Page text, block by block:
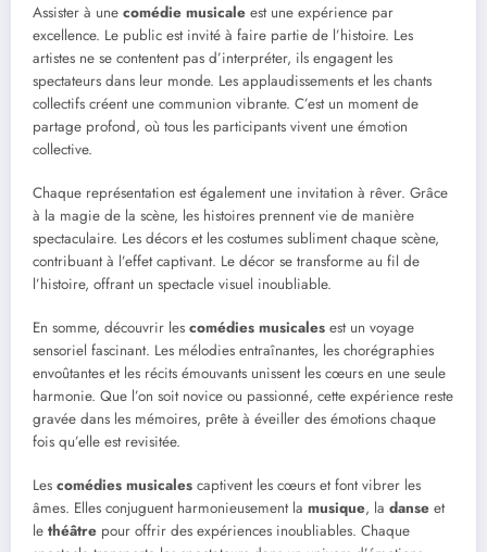
Assister à une comédie musicale est une expérience par
excellence. Le public est invité à faire partie de l’histoire. Les
artistes ne se contentent pas d’interpréter, ils engagent les
spectateurs dans leur monde. Les applaudissements et les chants
collectifs créent une communion vibrante. C’est un moment de
partage profond, où tous les participants vivent une émotion
collective.
Chaque représentation est également une invitation à rêver. Grâce
à la magie de la scène, les histoires prennent vie de manière
spectaculaire. Les décors et les costumes subliment chaque scène,
contribuant à l’effet captivant. Le décor se transforme au fil de
l’histoire, offrant un spectacle visuel inoubliable.
En somme, découvrir les comédies musicales est un voyage
sensoriel fascinant. Les mélodies entraînantes, les chorégraphies
envoûtantes et les récits émouvants unissent les cœurs en une seule
harmonie. Que l’on soit novice ou passionné, cette expérience reste
gravée dans les mémoires, prête à éveiller des émotions chaque
fois qu’elle est revisitée.
Les comédies musicales captivent les cœurs et font vibrer les
âmes. Elles conjuguent harmonieusement la musique, la danse et
le théâtre pour offrir des expériences inoubliables. Chaque